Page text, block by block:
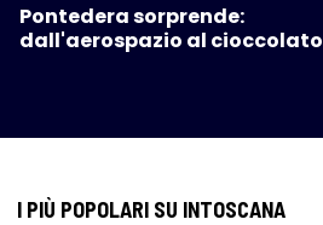
Pontedera sorprende:
dall'aerospazio al cioccolato
I PIÙ POPOLARI SU INTOSCANA